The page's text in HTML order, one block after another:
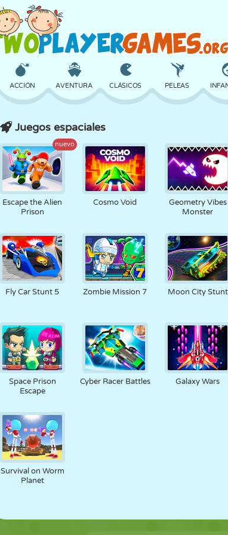
ACCIÓN AVENTURA CLÁSICOS PELEAS
AVIONES
CASTILLOS AJEDREZ LOCOS DEFENSA
CHICAS SALTOS MATEMÁTICAS
MARIONETAS PUZZLE REACCIÓN RETRO
ESTRATEGIA ACROBACIAS TANQUES TENIS TRES
Juegos espaciales
nuevo
Escape the Alien
Prison
Cosmo Void
Geometry Vibes
Monster
Fly Car Stunt 5 Zombie Mission 7 Moon City Stunt
Space Prison
Escape
Cyber Racer Battles Galaxy Wars
Survival on Worm
Planet